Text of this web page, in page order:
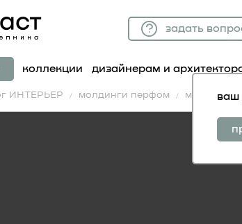
задать
коллекции дизайнерам и
ваш
ИНТЕРЬЕР молдинги перфом молдинг